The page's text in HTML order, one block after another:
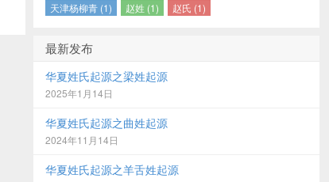
天津杨柳青 (1)
赵姓 (1) 赵氏 (1)
最新发布
华夏姓氏起源之梁姓起源
2025年1月14日
华夏姓氏起源之曲姓起源
2024年11月14日
华夏姓氏起源之羊舌姓起源